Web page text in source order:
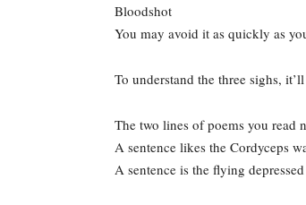
Bloodshot
You may avoid it as quickly as
To understand the three sighs,
The two lines of poems you read
A sentence likes the Cordyceps
A sentence is the flying